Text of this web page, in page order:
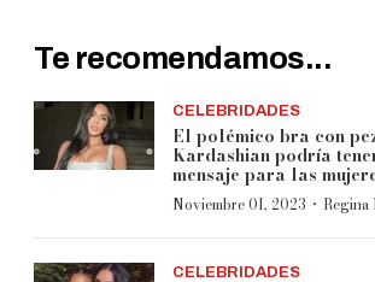
Te recomendamos...
CELEBRIDADES
El polémico bra con
Kardashian podría
mensaje para las
Noviembre 01, 2023 · Regina
CELEBRIDADES